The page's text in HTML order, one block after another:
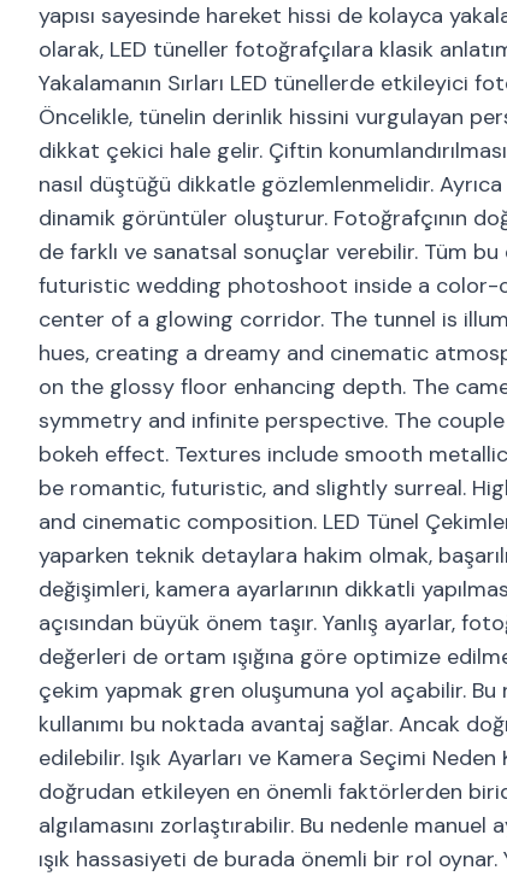
yapısı sayesinde hareket hissi de kolayca
olarak, LED tüneller fotoğrafçılara klasik
Yakalamanın Sırları LED tünellerde etkileyici
Öncelikle, tünelin derinlik hissini vurgulayan
dikkat çekici hale gelir. Çiftin
nasıl düştüğü dikkatle gözlemlenmelidir. Ayrıca
dinamik görüntüler oluşturur. Fotoğrafçının
de farklı ve sanatsal sonuçlar verebilir. Tüm
futuristic wedding photoshoot inside a color-
center of a glowing corridor. The tunnel is
hues, creating a dreamy and cinematic
on the glossy floor enhancing depth. The
symmetry and infinite perspective. The
bokeh effect. Textures include smooth
be romantic, futuristic, and slightly surreal.
and cinematic composition. LED Tünel
yaparken teknik detaylara hakim olmak,
değişimleri, kamera ayarlarının dikkatli
açısından büyük önem taşır. Yanlış ayarlar,
değerleri de ortam ışığına göre optimize
çekim yapmak gren oluşumuna yol açabilir.
kullanımı bu noktada avantaj sağlar. Ancak
edilebilir. Işık Ayarları ve Kamera Seçimi
doğrudan etkileyen en önemli faktörlerden
algılamasını zorlaştırabilir. Bu nedenle
ışık hassasiyeti de burada önemli bir rol